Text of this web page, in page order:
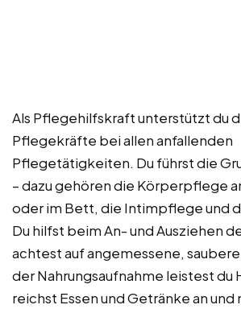
Als Pflegehilfskraft unterstützt du
Pflegekräfte bei allen anfallenden
Pflegetätigkeiten. Du führst die
– dazu gehören die Körperpflege
oder im Bett, die Intimpflege und
Du hilfst beim An- und Ausziehen
achtest auf angemessene,
der Nahrungsaufnahme leistest du
reichst Essen und Getränke an und